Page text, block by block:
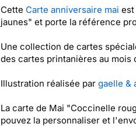
Cette Carte anniversaire mai
jaunes" et porte la référence
Une collection de cartes
des cartes printanières au mois
Illustration réalisée par gaelle &
La carte de Mai "Coccinelle
pouvez la personnaliser et